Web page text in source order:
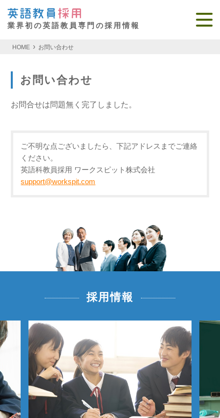
業界初の英語教員専門の採用情報
HOME お問い合わせ
お問い合わせ
お問合せは問題無く完了しました。
ご不明な点ございましたら、下記アドレスまでご連絡
ください。
英語科教員採用 ワークスピット株式会社
support@workspit.com
採用情報